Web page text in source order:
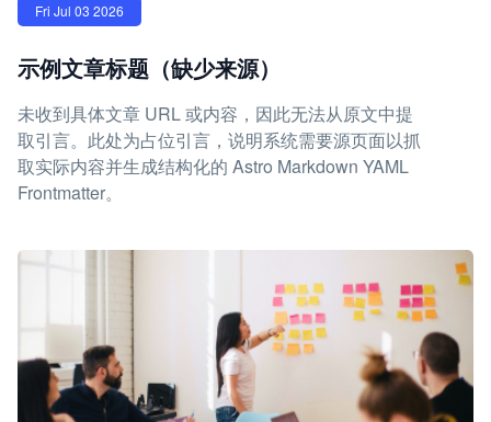
Fri Jul 03 2026
示例文章标题（缺少来源）
未收到具体文章 URL 或内容，因此无法从原文中提
取引言。此处为占位引言，说明系统需要源页面以抓
取实际内容并生成结构化的 Astro Markdown YAML
Frontmatter。